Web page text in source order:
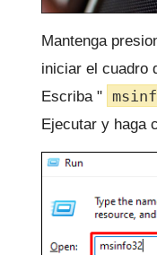
Mantenga
iniciar el cuadro
Escriba "
Ejecutar y haga